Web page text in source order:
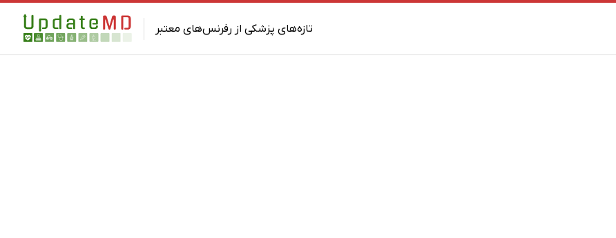
تازه‌های پزشکی از رفرنس‌های معتبر